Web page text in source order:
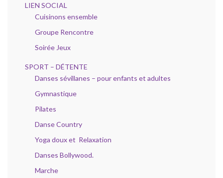
LIEN SOCIAL
Cuisinons ensemble
Groupe Rencontre
Soirée Jeux
SPORT – DÉTENTE
Danses sévillanes – pour enfants et adultes
Gymnastique
Pilates
Danse Country
Yoga doux et Relaxation
Danses Bollywood.
Marche